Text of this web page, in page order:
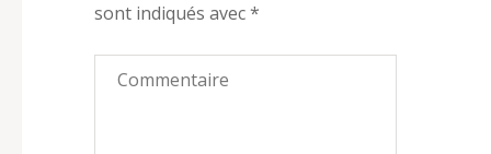
sont indiqués avec*